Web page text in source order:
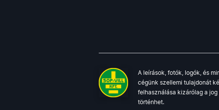
dekor keretek
LEGRAND VALENA fehér
keretek
A leírások, fotók, logók, és
cégünk szellemi tulajdonát
felhasználása kizárólag a
történhet.